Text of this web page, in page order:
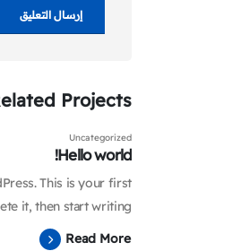
Projects
Uncategorized
Hello world!
This is your first
it, then start writing!
Read More